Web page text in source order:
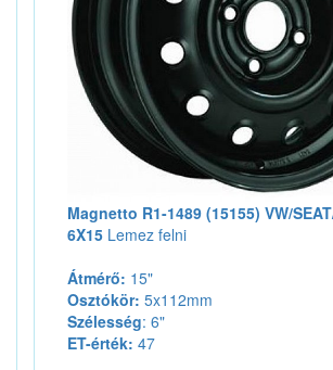
Magnetto R1-1489 (15155) VW/
6X15 Lemez felni
Átmérő: 15"
Osztókör: 5x112mm
Szélesség: 6"
ET-érték: 47